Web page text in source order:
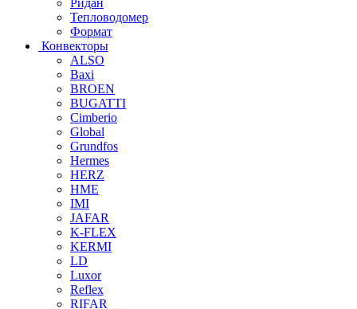
Тепловодомер
Формат
Конвекторы
ALSO
Baxi
BROEN
BUGATTI
Cimberio
Global
Grundfos
Hermes
HERZ
HME
IMI
JAFAR
K-FLEX
KERMI
LD
Luxor
Reflex
RIFAR